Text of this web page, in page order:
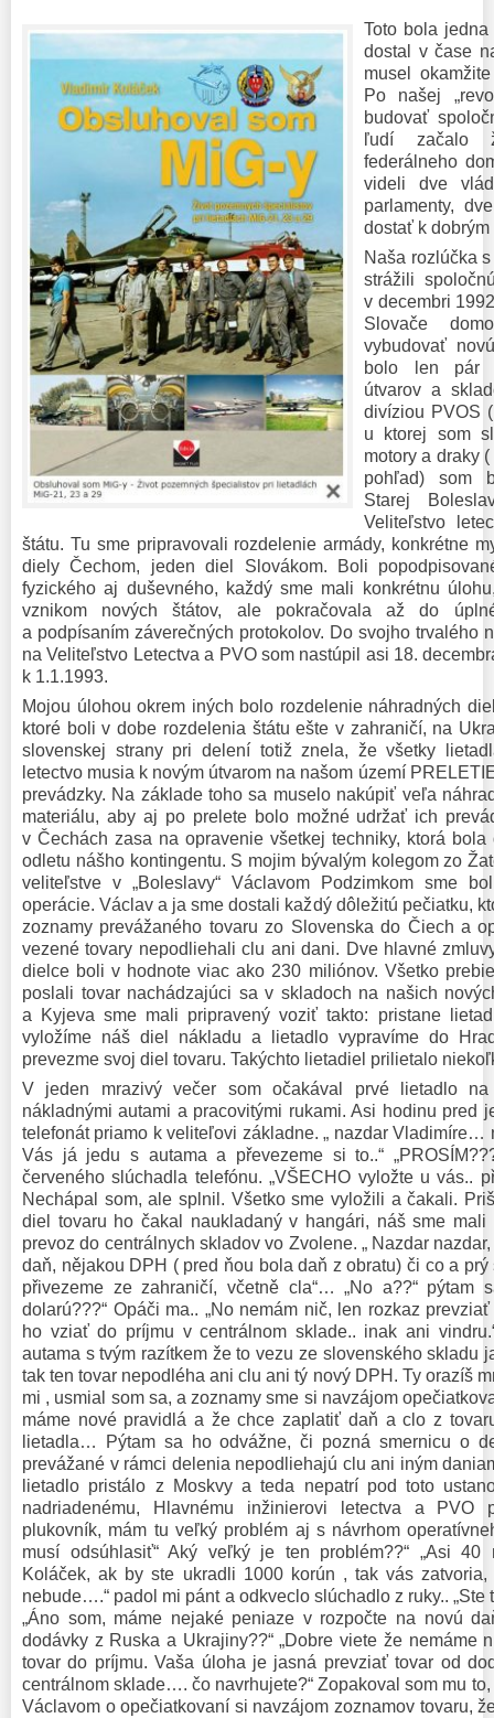
Toto bola
dostal v čase
musel
Po našej
budovať
ľudí začalo
federálneho
videli dve
parlamenty,
dostať k dobrým
Naša rozlúčka
strážili
v decembri
Slovače
vybudovať
bolo len pár
útvarov a
divíziou PVOS
u ktorej som
motory a draky
pohľad) som
Starej
Veliteľstvo
štátu. Tu sme pripravovali rozdelenie armády, konkrétne
diely Čechom, jeden diel Slovákom. Boli
fyzického aj duševného, každý sme mali konkrétnu
vznikom nových štátov, ale pokračovala až do
a podpísaním záverečných protokolov. Do svojho trvalého
na Veliteľstvo Letectva a PVO som nastúpil asi 18.
k 1.1.1993.
Mojou úlohou okrem iných bolo rozdelenie náhradných
ktoré boli v dobe rozdelenia štátu ešte v zahraničí, na
slovenskej strany pri delení totiž znela, že všetky
letectvo musia k novým útvarom na našom území
prevádzky. Na základe toho sa muselo nakúpiť veľa
materiálu, aby aj po prelete bolo možné udržať ich
v Čechách zasa na opravenie všetkej techniky, ktorá
odletu nášho kontingentu. S mojim bývalým kolegom zo
veliteľstve v „Boleslavy“ Václavom Podzimkom sme
operácie. Václav a ja sme dostali každý dôležitú pečiatku,
zoznamy prevážaného tovaru zo Slovenska do Čiech a
vezené tovary nepodliehali clu ani dani. Dve hlavné
dielce boli v hodnote viac ako 230 miliónov. Všetko
poslali tovar nachádzajúci sa v skladoch na našich
a Kyjeva sme mali pripravený voziť takto: pristane
vyložíme náš diel nákladu a lietadlo vypravíme do
prevezme svoj diel tovaru. Takýchto lietadiel prilietalo
V jeden mrazivý večer som očakával prvé lietadlo
nákladnými autami a pracovitými rukami. Asi hodinu pred
telefonát priamo k veliteľovi základne. „ nazdar Vladimíre…
Vás já jedu s autama a převezeme si to..“
červeného slúchadla telefónu. „VŠECHO vyložte u vás..
Nechápal som, ale splnil. Všetko sme vyložili a čakali.
diel tovaru ho čakal naukladaný v hangári, náš sme
prevoz do centrálnych skladov vo Zvolene. „ Nazdar
daň, nějakou DPH ( pred ňou bola daň z obratu) či co a
přivezeme ze zahraničí, včetně cla“… „No a??“ pýtam
dolarú???“ Opáči ma.. „No nemám nič, len rozkaz
ho vziať do príjmu v centrálnom sklade.. inak ani
autama s tvým razítkem že to vezu ze slovenského skladu
tak ten tovar nepodléha ani clu ani tý nový DPH. Ty orazíš
mi , usmial som sa, a zoznamy sme si navzájom
máme nové pravidlá a že chce zaplatiť daň a clo z
lietadla… Pýtam sa ho odvážne, či pozná smernicu o
prevážané v rámci delenia nepodliehajú clu ani iným
lietadlo pristálo z Moskvy a teda nepatrí pod toto
nadriadenému, Hlavnému inžinierovi letectva a PVO
plukovník, mám tu veľký problém aj s návrhom
musí odsúhlasiť“ Aký veľký je ten problém??“ „Asi 40
Koláček, ak by ste ukradli 1000 korún , tak vás
nebude….“ padol mi pánt a odkveclo slúchadlo z ruky.. „Ste
„Áno som, máme nejaké peniaze v rozpočte na novú
dodávky z Ruska a Ukrajiny??“ „Dobre viete že nemáme
tovar do príjmu. Vaša úloha je jasná prevziať tovar od
centrálnom sklade…. čo navrhujete?“ Zopakoval som mu
Václavom o opečiatkovaní si navzájom zoznamov tovaru,